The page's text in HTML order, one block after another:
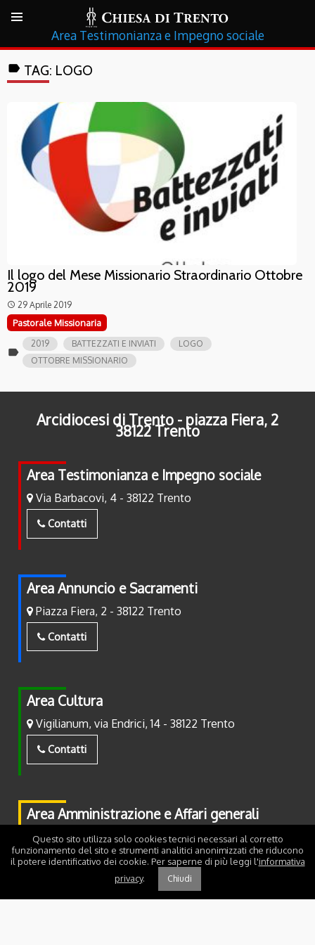
Testimonianza e Impegno sociale
label TAG: LOGO
Il logo del Mese Missionario Straordinario Ottobre
2019
access_time 29 Aprile 2019
Pastorale Missionaria
label
2019 BATTEZZATI E INVIATI
LOGO
OTTOBRE MISSIONARIO
Arcidiocesi di Trento - piazza Fiera, 2
38122 Trento
Area Testimonianza e Impegno sociale
Via Barbacovi, 4 - 38122 Trento
Contatti
Area Annuncio e Sacramenti
Piazza Fiera, 2 - 38122 Trento
Contatti
Area Cultura
Vigilianum, via Endrici, 14 - 38122 Trento
Contatti
Area Amministrazione e Affari generali
Piazza Fiera, 2 - 38122 Trento
Contatti
Questo sito utilizza solo cookies tecnici necessari al corretto
funzionamento del sito e strumenti analitici anonimizzati che riducono
il potere identificativo dei cookie. Per saperne di più leggi l'informativa
privacy. Chiudi